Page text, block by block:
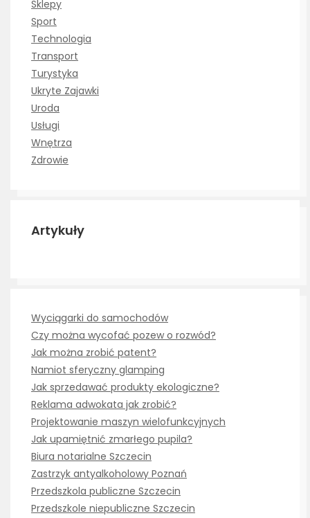
Sklepy
Sport
Technologia
Transport
Turystyka
Ukryte Zajawki
Uroda
Usługi
Wnętrza
Zdrowie
Artykuły
Wyciągarki do samochodów
Czy można wycofać pozew o rozwód?
Jak można zrobić patent?
Namiot sferyczny glamping
Jak sprzedawać produkty ekologiczne?
Reklama adwokata jak zrobić?
Projektowanie maszyn wielofunkcyjnych
Jak upamiętnić zmarłego pupila?
Biura notarialne Szczecin
Zastrzyk antyalkoholowy Poznań
Przedszkola publiczne Szczecin
Przedszkole niepubliczne Szczecin